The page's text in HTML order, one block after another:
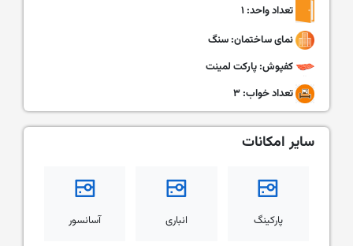
تعداد واحد: ۱
نمای ساختمان: سنگ
کفپوش: پارکت لمینت
تعداد خواب: ۳
سایر امکانات
پارکینگ انباری آسانسور